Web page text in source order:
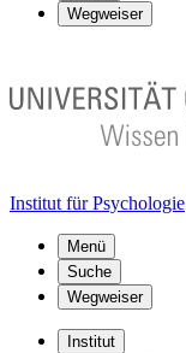
Wegweiser
Institut für Psychologie
Menü
Suche
Wegweiser
Institut